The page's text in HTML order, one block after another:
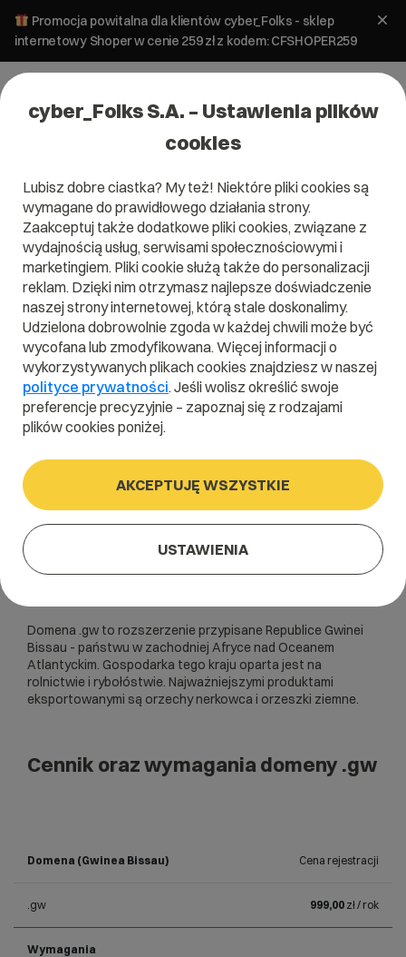
Promocja powitalna dla klientów cyber_Folks - sklep
internetowy Shoper w cenie 259 zł z kodem: CFSHOPER259
Domena .gw
Zarejestruj adres www z domeną Gwinea Bissau
.gw
Szukaj
Domena .gw to rozszerzenie przypisane Republice Gwinei
Bissau - państwu w zachodniej Afryce nad Oceanem
Atlantyckim. Gospodarka tego kraju oparta jest na
rolnictwie i rybołóstwie. Najważniejszymi produktami
eksportowanymi są orzechy nerkowca i orzeszki ziemne.
Cennik oraz wymagania domeny .gw
Domena (Gwinea Bissau) Cena rejestracji
.gw 999,00 zł / rok
Wymagania
cyber_Folks S.A. – Ustawienia plików
cookies
Lubisz dobre ciastka? My też! Niektóre pliki cookies są
wymagane do prawidłowego działania strony.
Zaakceptuj także dodatkowe pliki cookies, związane z
wydajnością usług, serwisami społecznościowymi i
marketingiem. Pliki cookie służą także do personalizacji
reklam. Dzięki nim otrzymasz najlepsze doświadczenie
naszej strony internetowej, którą stale doskonalimy.
Udzielona dobrowolnie zgoda w każdej chwili może być
wycofana lub zmodyfikowana. Więcej informacji o
wykorzystywanych plikach cookies znajdziesz w naszej
polityce prywatności. Jeśli wolisz określić swoje
preferencje precyzyjnie – zapoznaj się z rodzajami
plików cookies poniżej.
AKCEPTUJĘ WSZYSTKIE
USTAWIENIA